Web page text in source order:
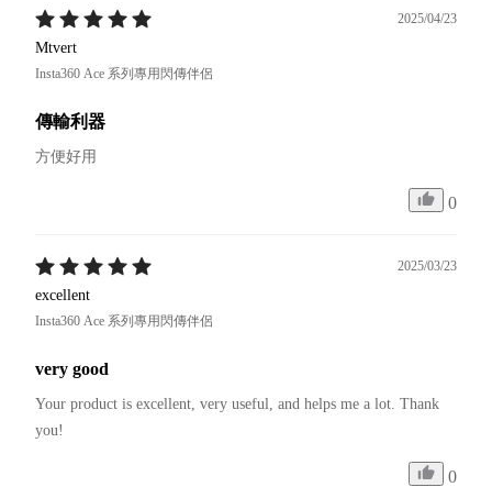
2025/04/23
Mtvert
Insta360 Ace 系列專用閃傳伴侶
傳輸利器
方便好用
0
2025/03/23
excellent
Insta360 Ace 系列專用閃傳伴侶
very good
Your product is excellent, very useful, and helps me a lot. Thank
you!
0